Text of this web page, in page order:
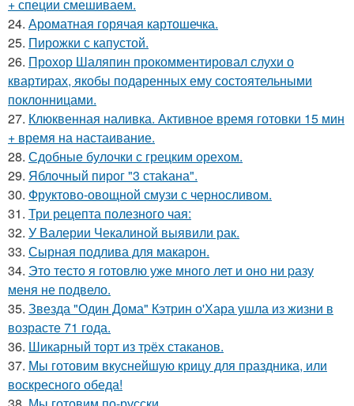
+ специи смешиваем.
24. Ароматная горячая картошечка.
25. Пирожки с капустой.
26. Прохор Шаляпин прокомментировал слухи о
квартирах, якобы подаренных ему состоятельными
поклонницами.
27. Клюквенная наливка. Активное время готовки 15 мин
+ время на настаивание.
28. Сдобные булочки с грецким орехом.
29. Яблочный пирог "3 стаkана".
30. Фруктово-овощной смузи с черносливом.
31. Три рецепта полезного чая:
32. У Валерии Чекалиной выявили рак.
33. Сырная подлива для макарон.
34. Это тесто я готовлю уже много лет и оно ни pазу
меня не подвело.
35. Звезда "Один Дома" Кэтрин о'Хара ушла из жизни в
возрасте 71 года.
36. Шикарный торт из тpёх стаканов.
37. Мы готовим вкуснейшую крицу для праздника, или
воскресного обеда!